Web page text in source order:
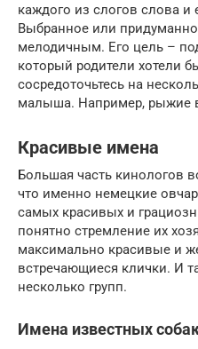
каждого из слогов слова и
Выбранное или
мелодичным. Его цель –
который родители хотели
сосредоточьтесь на
малыша. Например, рыжие
Красивые имена
Большая часть кинологов
что именно немецкие
самых красивых и
понятно стремление их
максимально красивые и
встречающиеся клички. И
несколько групп.
Имена известных